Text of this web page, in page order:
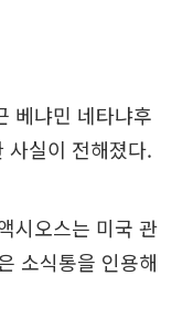
베냐민 네타냐후
사실이 전해졌다.
시오스는 미국 관
소식통을 인용해